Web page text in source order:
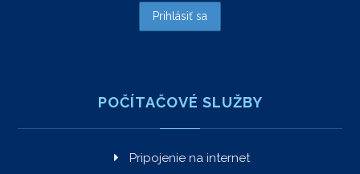
POČÍTAČOVÉ SLUŽBY
Pripojenie na internet